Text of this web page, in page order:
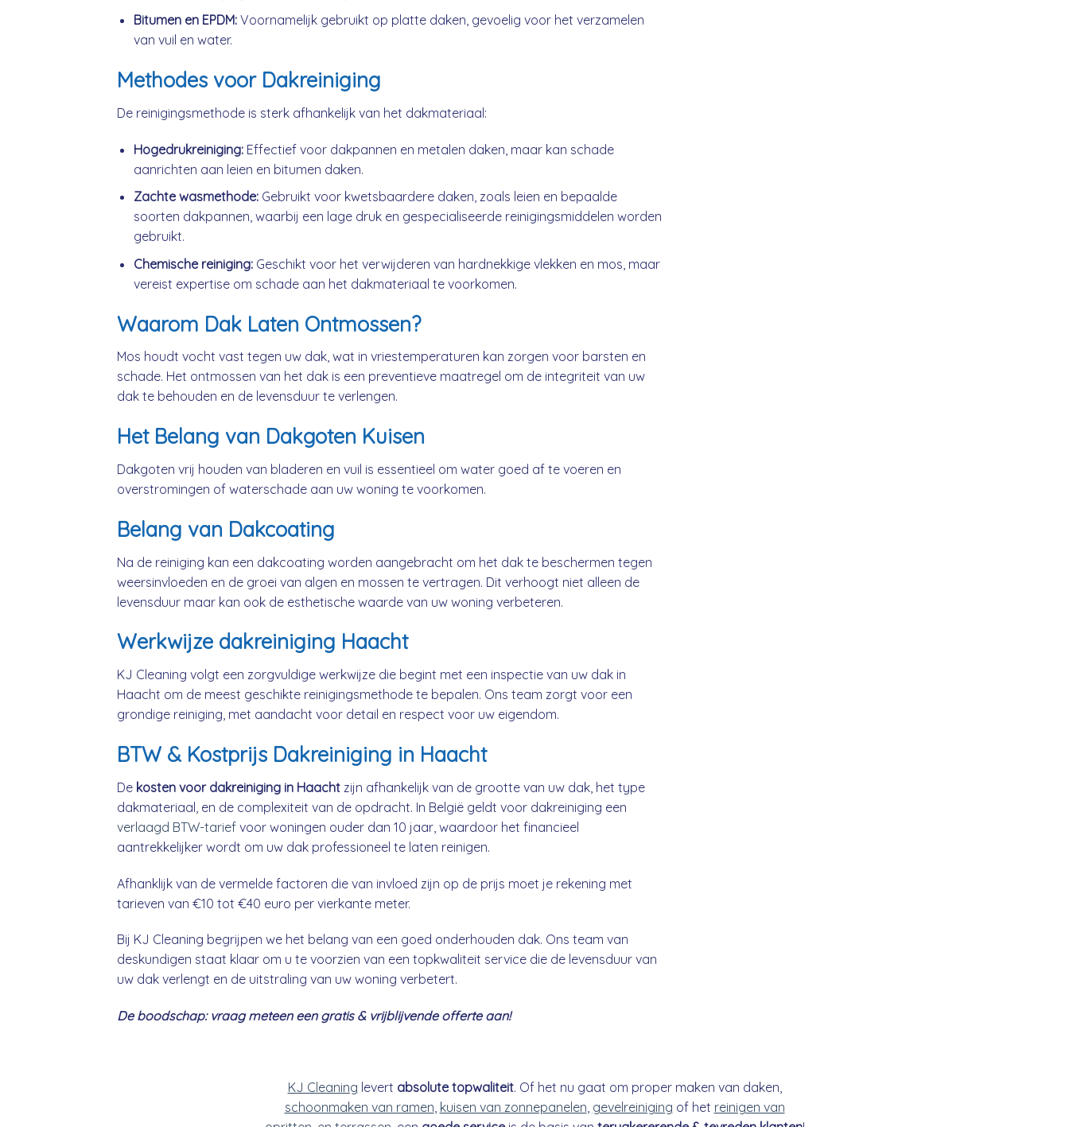
Bitumen en EPDM:Voornamelijk gebruikt op platte daken, gevoelig voor het verzamelen
van vuil en water.
Methodes voor Dakreiniging
De reinigingsmethode is sterk afhankelijk van het dakmateriaal:
Hogedrukreiniging:Effectief voor dakpannen en metalen daken, maar kan schade
aanrichten aan leien en bitumen daken.
Zachte wasmethode:Gebruikt voor kwetsbaardere daken, zoals leien en bepaalde
soorten dakpannen, waarbij een lage druk en gespecialiseerde reinigingsmiddelen worden
gebruikt.
Chemische reiniging:Geschikt voor het verwijderen van hardnekkige vlekken en mos, maar
vereist expertise om schade aan het dakmateriaal te voorkomen.
Waarom Dak Laten Ontmossen?
Mos houdt vocht vast tegen uw dak, wat in vriestemperaturen kan zorgen voor barsten en
schade. Het ontmossen van het dak is een preventieve maatregel om de integriteit van uw
dak te behouden en de levensduur te verlengen.
Het Belang van Dakgoten Kuisen
Dakgoten vrij houden van bladeren en vuil is essentieel om water goed af te voeren en
overstromingen of waterschade aan uw woning te voorkomen.
Belang van Dakcoating
Na de reiniging kan een dakcoating worden aangebracht om het dak te beschermen tegen
weersinvloeden en de groei van algen en mossen te vertragen. Dit verhoogt niet alleen de
levensduur maar kan ook de esthetische waarde van uw woning verbeteren.
Werkwijze dakreiniging Haacht
KJ Cleaning volgt een zorgvuldige werkwijze die begint met een inspectie van uw dak in
Haacht om de meest geschikte reinigingsmethode te bepalen. Ons team zorgt voor een
grondige reiniging, met aandacht voor detail en respect voor uw eigendom.
BTW & Kostprijs Dakreiniging in Haacht
De kosten voor dakreiniging in Haacht zijn afhankelijk van de grootte van uw dak, het type
dakmateriaal, en de complexiteit van de opdracht. In België geldt voor dakreiniging een
verlaagd BTW-tarief voor woningen ouder dan 10 jaar, waardoor het financieel
aantrekkelijker wordt om uw dak professioneel te laten reinigen.
Afhanklijk van de vermelde factoren die van invloed zijn op de prijs moet je rekening met
tarieven van €10 tot €40 euro per vierkante meter.
Bij KJ Cleaning begrijpen we het belang van een goed onderhouden dak. Ons team van
deskundigen staat klaar om u te voorzien van een topkwaliteit service die de levensduur van
uw dak verlengt en de uitstraling van uw woning verbetert.
De boodschap: vraag meteen een gratis & vrijblijvende offerte aan!
KJ Cleaning levert absolute topwaliteit. Of het nu gaat om proper maken van daken,
schoonmaken van ramen, kuisen van zonnepanelen, gevelreiniging of het reinigen van